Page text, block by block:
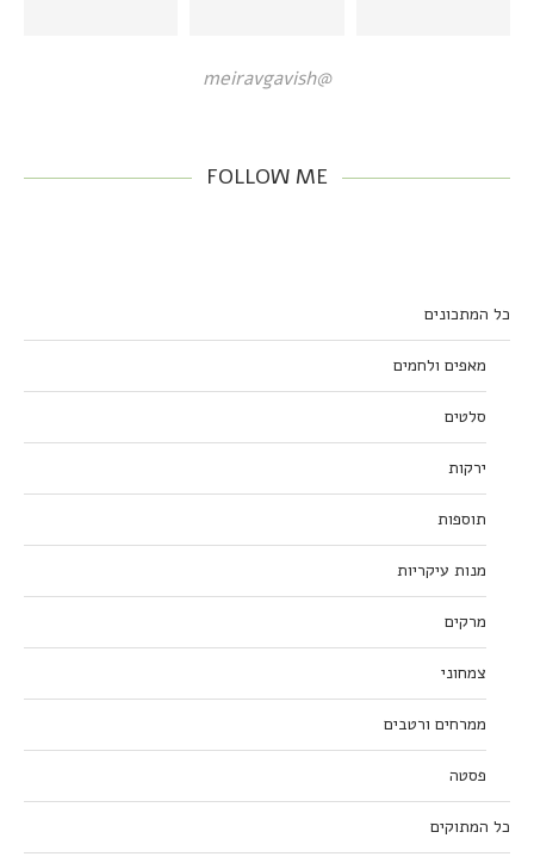
@meiravgavish
FOLLOW ME
כל המתכונים
מאפים ולחמים
סלטים
ירקות
תוספות
מנות עיקריות
מרקים
צמחוני
ממרחים ורטבים
פסטה
כל המתוקים